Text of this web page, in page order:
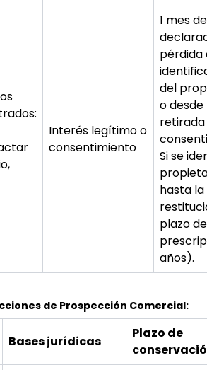
Interés legítimo o
consentimiento
1 mes
pérdida
del
o desde
Si se
hasta la
plazo de
años).
de Prospección Comercial:
Bases jurídicas
Plazo de